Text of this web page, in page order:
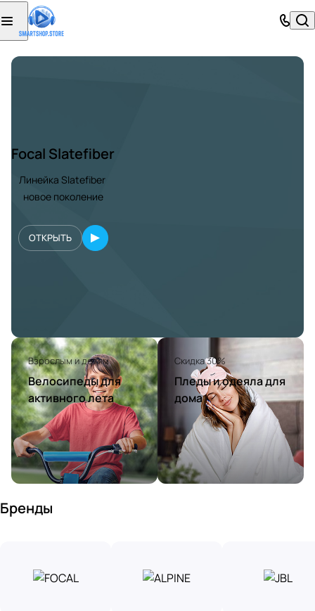
Focal Slatefiber
Линейка Slatefiber
новое поколение
ОТКРЫТЬ
Взрослым и детям
Велосипеды для
активного лета
Скидка 30%
Пледы и одеяла для
дома
Бренды